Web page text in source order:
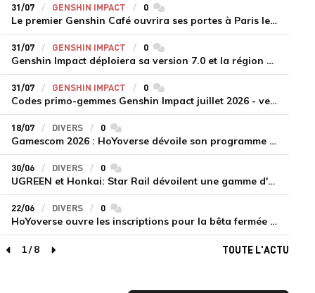
31/07 GENSHIN IMPACT 0commentaires
Le premier Genshin Café ouvrira ses portes à Paris le 14 août
31/07 GENSHIN IMPACT 0commentaires
Genshin Impact déploiera sa version 7.0 et la région de Snezhnaya le 12 août
31/07 GENSHIN IMPACT 0commentaires
Codes primo-gemmes Genshin Impact juillet 2026 - version 7.0
18/07 DIVERS 0commentaires
Gamescom 2026 : HoYoverse dévoile son programme et présente deux nouveaux jeux inédits
30/06 DIVERS 0commentaires
UGREEN et Honkai: Star Rail dévoilent une gamme d'accessoires de recharge en édition limitée
22/06 DIVERS 0commentaires
HoYoverse ouvre les inscriptions pour la bêta fermée de Honkai : Nexus Anima
page précédente
1/8
page suivante
TOUTE L'ACTU